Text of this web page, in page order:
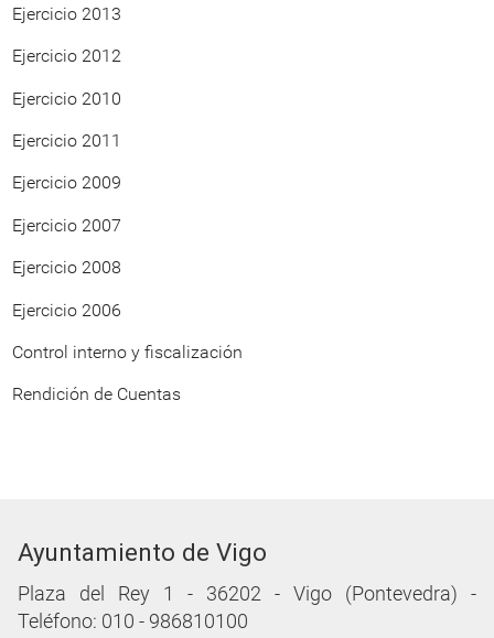
Ejercicio 2013
Ejercicio 2012
Ejercicio 2010
Ejercicio 2011
Ejercicio 2009
Ejercicio 2007
Ejercicio 2008
Ejercicio 2006
Control interno y fiscalización
Rendición de Cuentas
Ayuntamiento de Vigo
Plaza del Rey 1 - 36202 - Vigo (Pontevedra) -
Teléfono: 010 - 986810100